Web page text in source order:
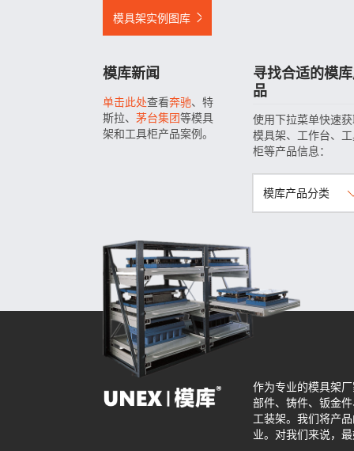
模具架实例图库
模库新闻
单击此处查看奔驰、特
斯拉、 茅台集团等模具
架和工具柜产品案例。
寻找合适的模
品
使用下拉菜单快速
模具架、工作台、
柜等产品信息：
模库产品分类
作为专业的模具架
部件、铸件、钣金
工装架。我们将产
业。对我们来说，